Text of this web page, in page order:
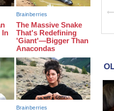
до захоплення
дитині, що тато
для вихователів
запускають серію
вже десяту
пожежу торфу